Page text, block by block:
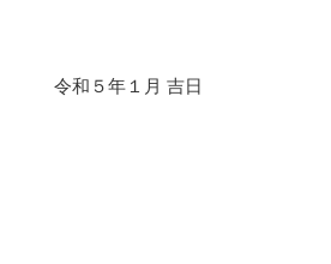
令和５年１月 吉日